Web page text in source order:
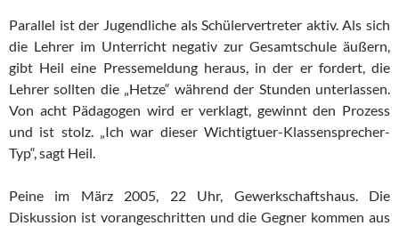
Parallel ist der Jugendliche als Schülervertreter aktiv. Als sich
die Lehrer im Unterricht negativ zur Gesamtschule äußern,
gibt Heil eine Pressemeldung heraus, in der er fordert, die
Lehrer sollten die „Hetze“ während der Stunden unterlassen.
Von acht Pädagogen wird er verklagt, gewinnt den Prozess
und ist stolz. „Ich war dieser Wichtigtuer-Klassensprecher-
Typ“, sagt Heil.
Peine im März 2005, 22 Uhr, Gewerkschaftshaus. Die
Diskussion ist vorangeschritten und die Gegner kommen aus